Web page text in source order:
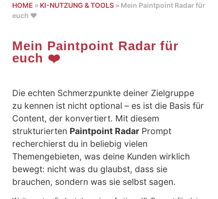
HOME » KI-NUTZUNG & TOOLS » Mein Paintpoint Radar für
euch ❤️
Mein Paintpoint Radar für
euch ❤️
Die echten Schmerzpunkte deiner Zielgruppe
zu kennen ist nicht optional – es ist die Basis für
Content, der konvertiert. Mit diesem
strukturierten Paintpoint Radar Prompt
recherchierst du in beliebig vielen
Themengebieten, was deine Kunden wirklich
bewegt: nicht was du glaubst, dass sie
brauchen, sondern was sie selbst sagen.